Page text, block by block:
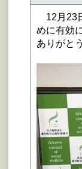
12月23
めに有効
ありがと